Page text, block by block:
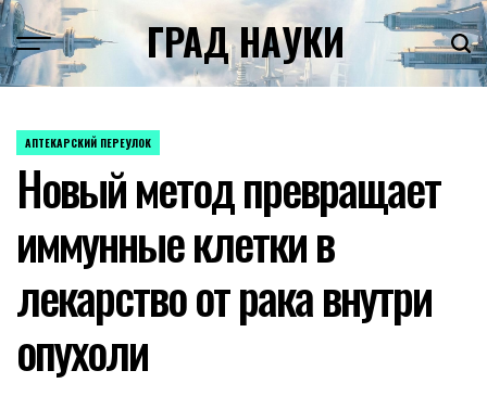
Skip
to
content
ГРАД НАУКИ
POSTED
АПТЕКАРСКИЙ ПЕРЕУЛОК
Новый метод превращает
иммунные клетки в
лекарство от рака внутри
опухоли